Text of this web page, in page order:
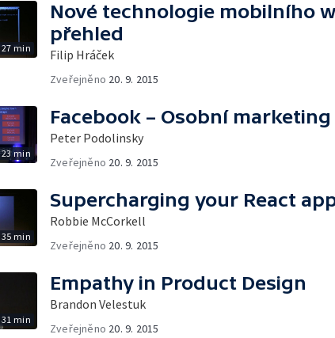
27 min
Nové technologie mobilního
přehled
Filip Hráček
Zveřejněno 20. 9. 2015
23 min
Facebook – Osobní
Peter Podolinsky
Zveřejněno 20. 9. 2015
35 min
Supercharging your React
Robbie McCorkell
Zveřejněno 20. 9. 2015
31 min
Empathy in Product Design
Brandon Velestuk
Zveřejněno 20. 9. 2015